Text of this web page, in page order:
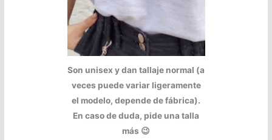
Son unisex y dan tallaje normal (a
veces puede variar ligeramente
el modelo, depende de fábrica).
En caso de duda, pide una talla
más 😉